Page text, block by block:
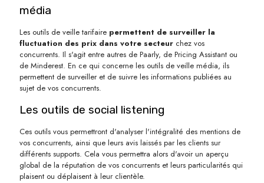
média
Les outils de veille tarifaire permettent de surveiller la
fluctuation des prix dans votre secteur chez vos
concurrents. Il s'agit entre autres de Paarly, de Pricing Assistant ou
de Minderest. En ce qui concerne les outils de veille média, ils
permettent de surveiller et de suivre les informations publiées au
sujet de vos concurrents.
Les outils de social listening
Ces outils vous permettront d'analyser l'intégralité des mentions de
vos concurrents, ainsi que leurs avis laissés par les clients sur
différents supports. Cela vous permettra alors d'avoir un aperçu
global de la réputation de vos concurrents et leurs particularités qui
plaisent ou déplaisent à leur clientèle.